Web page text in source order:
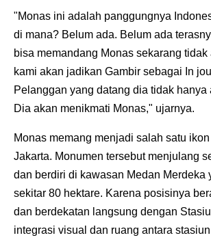
"Monas ini adalah panggungnya
di mana? Belum ada. Belum ada
bisa memandang Monas sekarang tidak
kami akan jadikan Gambir sebagai In
Pelanggan yang datang dia tidak hanya
Dia akan menikmati Monas," ujarnya.
Monas memang menjadi salah satu
Jakarta. Monumen tersebut menjulang
dan berdiri di kawasan Medan Merdeka
sekitar 80 hektare. Karena posisinya
dan berdekatan langsung dengan
integrasi visual dan ruang antara